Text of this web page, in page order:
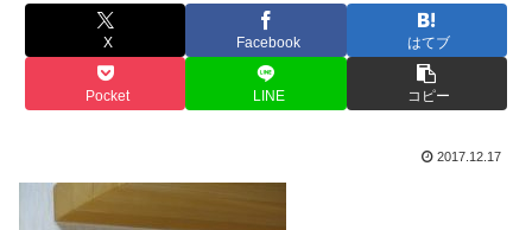
X Facebook はてブ
Pocket LINE コピー
2017.12.17